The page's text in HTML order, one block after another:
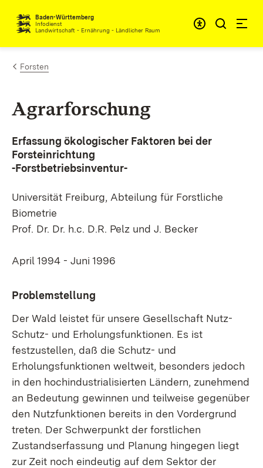
Zum Inhalt springen
Baden-Württemberg
Infodienst
Landwirtschaft - Ernährung - Ländlicher Raum
Forsten
Agrarforschung
Erfassung ökologischer Faktoren bei der
Forsteinrichtung
-Forstbetriebsinventur-
Universität Freiburg, Abteilung für Forstliche
Biometrie
Prof. Dr. Dr. h.c. D.R. Pelz und J. Becker
April 1994 - Juni 1996
Problemstellung
Der Wald leistet für unsere Gesellschaft Nutz-
Schutz- und Erholungsfunktionen. Es ist
festzustellen, daß die Schutz- und
Erholungsfunktionen weltweit, besonders jedoch
in den hochindustrialisierten Ländern, zunehmend
an Bedeutung gewinnen und teilweise gegenüber
den Nutzfunktionen bereits in den Vordergrund
treten. Der Schwerpunkt der forstlichen
Zustandserfassung und Planung hingegen liegt
zur Zeit noch eindeutig auf dem Sektor der